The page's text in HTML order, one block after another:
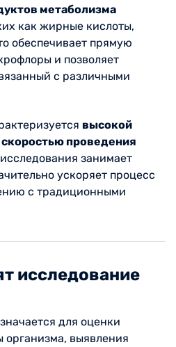
метаболизма
как жирные кислоты,
обеспечивает прямую
и позволяет
с различными
высокой
проведения
занимает
ускоряет процесс
с традиционными
исследование
для оценки
выявления